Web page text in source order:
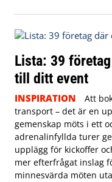
Lista: 39
till ditt event
INSPIRATION
Att
transport – det är en
gemenskap möts i ett
adrenalinfyllda turer
upplägg för kickoffer
mer efterfrågat inslag
minnesvärda möten